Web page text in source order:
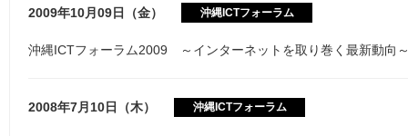
2009年10月09日（金） 沖縄ICTフォーラム
沖縄ICTフォーラム2009 ～インターネットを取り巻く最新動向
2008年7月10日（木） 沖縄ICTフォーラム